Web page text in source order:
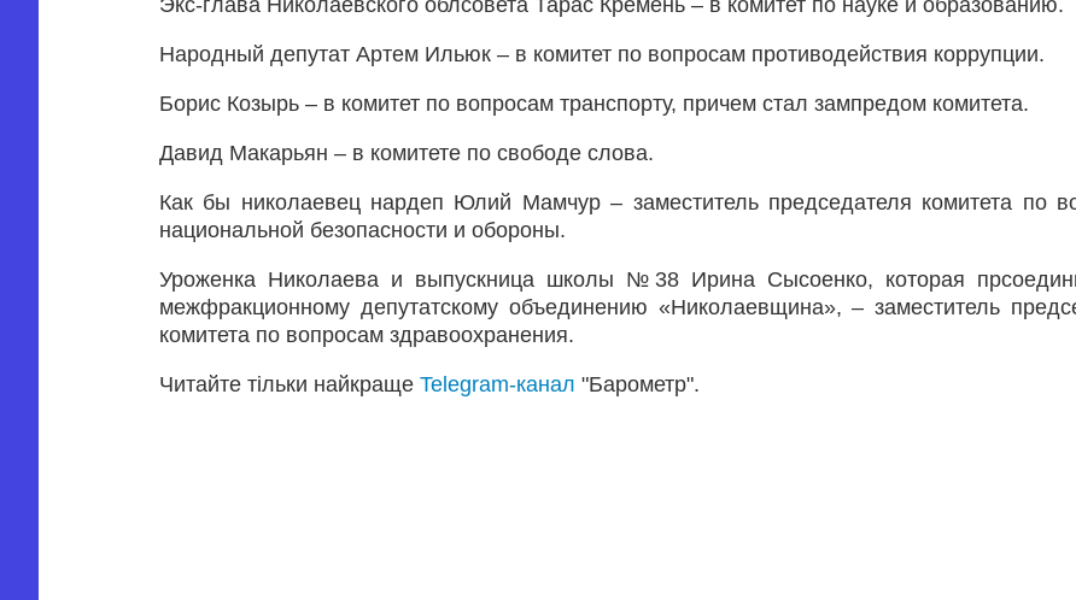
Экс-глава Николаевского облсовета Тарас Кремень – в комитет по науке и образованию.
Народный депутат Артем Ильюк – в комитет по вопросам противодействия коррупции.
Борис Козырь – в комитет по вопросам транспорту, причем стал зампредом комитета.
Давид Макарьян – в комитете по свободе слова.
Как бы николаевец нардеп Юлий Мамчур – заместитель председателя комитета по
национальной безопасности и обороны.
Уроженка Николаева и выпускница школы №38 Ирина Сысоенко, которая
межфракционному депутатскому объединению «Николаевщина», – заместитель
комитета по вопросам здравоохранения.
Читайте тільки найкраще Telegram-канал "Барометр".